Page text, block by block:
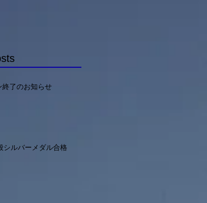
終了のお知らせ
シルバーメダル合格